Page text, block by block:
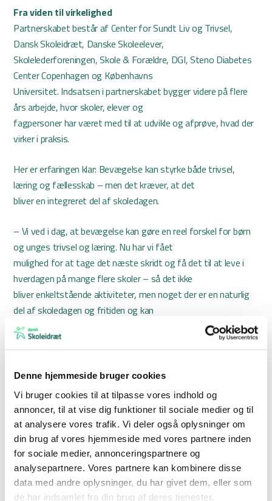
Denne hjemmeside bruger cookies
Vi bruger cookies til at tilpasse vores indhold og
annoncer, til at vise dig funktioner til sociale medier og til
at analysere vores trafik. Vi deler også oplysninger om
din brug af vores hjemmeside med vores partnere inden
for sociale medier, annonceringspartnere og
analysepartnere. Vores partnere kan kombinere disse
data med andre oplysninger, du har givet dem, eller som
de har indsamlet fra din brug af deres tjenester.
Fra viden til virkelighed
Partnerskabet består af Center for Sundt Liv og Trivsel,
Dansk Skoleidræt, Danske Skoleelever,
Skolelederforeningen, Skole & Forældre, DGI, Steno Diabetes
Center Copenhagen og Københavns
Universitet. Indsatsen i partnerskabet bygger videre på flere
års arbejde, hvor skoler, elever og
fagpersoner har været med til at udvikle og afprøve, hvad der
virker i praksis.
Her er erfaringen klar: Bevægelse kan styrke både trivsel,
læring og fællesskab – men det kræver, at det
bliver en integreret del af skoledagen.
– Vi ved i dag, at bevægelse kan gøre en reel forskel for børn
og unges trivsel og læring. Nu har vi fået
mulighed for at tage det næste skridt og få det til at leve i
hverdagen på mange flere skoler – så det ikke
bliver enkeltstående aktiviteter, men noget der er en naturlig
del af skoledagen og fritiden og kan
mærkes af eleverne hver dag, siger Annegrete Juul, direktør i
Center for Sundt Liv og Trivsel.
Fokus på alle børn
En central ambition er at nå alle elever – også dem, der ikke
føler sig hjemme i klassisk idræt. Derfor arbejder
partnerskabet med en tilgang, hvor bevægelse handler om
deltagelse, fællesskab og gode oplevelser frem for
præstation.
– Det her handler ikke om at skabe flere idrætstalenter. Det
handler om at give alle børn gode